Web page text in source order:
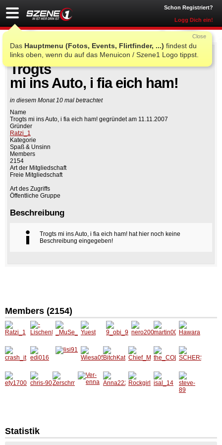
Schon Registriert?
Logg Dich ein!
Das Hauptmenu (Fotos, Events, Flirtfinder, ...) findest du
links oben, wenn du auf das Menuicon / Szene1 Logo tippst.
Close
Gruppe beitreten
Auf Facebook teilen
Trogts
mi ins Auto, i fia eich ham!
in diesem Monat 10 mal betrachtet
Name
Trogts mi ins Auto, i fia eich ham! gegründet am 11.11.2007
Gründer
Ratzi_1
Kategorie
Spaß & Unsinn
Members
2154
Art der Mitgliedschaft
Freie Mitgliedschaft
Art des Zugriffs
Öffentliche Gruppe
Beschreibung
Trogts mi ins Auto, i fia eich ham! hat hier noch keine
Beschreibung eingegeben!
Members (2154)
Ratzi_1
-
Lischen
89-
_MuSe
_
Yuest 9_obi_9
nero20
05
martin0
0
Hawara
crash_i
t
edi016 lisi91
Wiesa0
5
BitchK
athi
Chief_
Maier
the_CO
LA_ca
mpany
SCHER
SCH
Statistik